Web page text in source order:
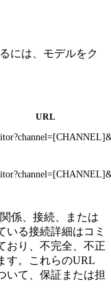
には、モデルをク
URL
係、接続、または
いる接続詳細はコミ
おり、不完全、不正
す。これらのURL
いて、保証または担